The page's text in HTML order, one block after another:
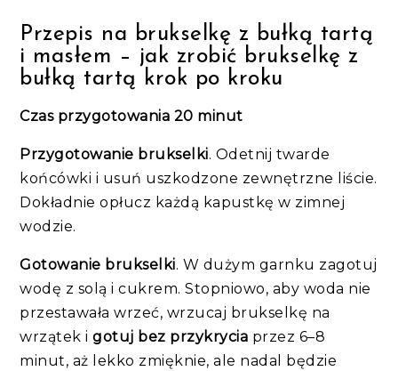
Przepis na brukselkę z bułką tartą
i masłem – jak zrobić brukselkę z
bułką tartą krok po kroku
Czas przygotowania 20 minut
Przygotowanie brukselki. Odetnij twarde
końcówki i usuń uszkodzone zewnętrzne liście.
Dokładnie opłucz każdą kapustkę w zimnej
wodzie.
Gotowanie brukselki. W dużym garnku zagotuj
wodę z solą i cukrem. Stopniowo, aby woda nie
przestawała wrzeć, wrzucaj brukselkę na
wrzątek igotuj bez przykrycia przez 6–8
minut, aż lekko zmięknie, ale nadal będzie